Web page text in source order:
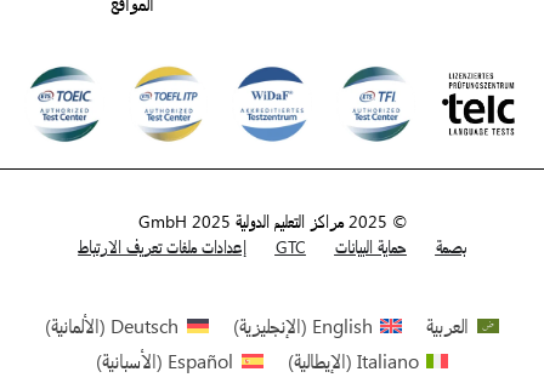
© 2025 مراكز التعليم الدولية GmbH 2025
بصمة
حماية البيانات GTC إعدادات ملفات تعريف الارتباط
العربية English
(الإنجليزية)
Deutsch
(الألمانية)
Italiano
(الإيطالية)
Español
(الأسبانية)